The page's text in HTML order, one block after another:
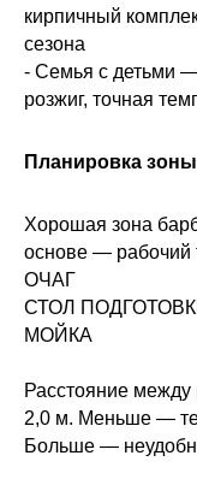
кирпичный
сезона
- Семья с детьми —
розжиг, точная
Планировка
Хорошая зона
основе — рабочий
ОЧАГ
СТОЛ
МОЙКА
Расстояние
2,0 м. Меньше —
Больше —